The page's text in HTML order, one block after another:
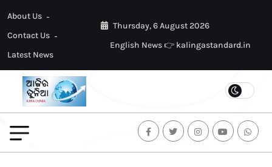
About Us
Contact Us
Latest News
Thursday, 6 August 2026
English News 👉 kalingastandard.in